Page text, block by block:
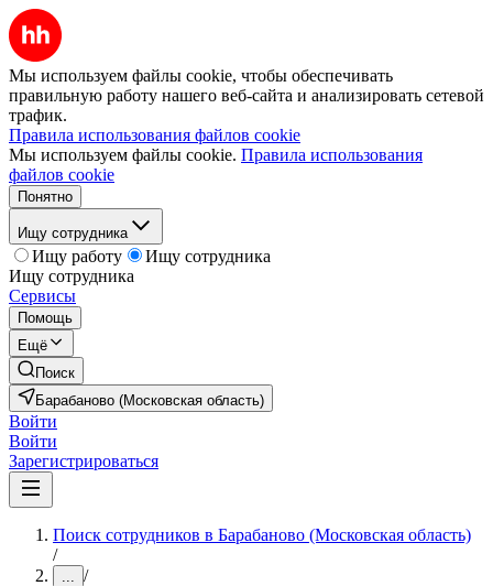
Мы используем файлы cookie, чтобы обеспечивать
правильную работу нашего веб-сайта и анализировать сетевой
трафик.
Правила использования файлов cookie
Мы используем файлы cookie. Правила использования
файлов cookie
Понятно
Ищу сотрудника
Ищу работу
Ищу сотрудника
Ищу сотрудника
Сервисы
Помощь
Ещё
Поиск
Барабаново (Московская область)
Войти
Войти
Зарегистрироваться
Поиск сотрудников в Барабаново (Московская область)
/
... /